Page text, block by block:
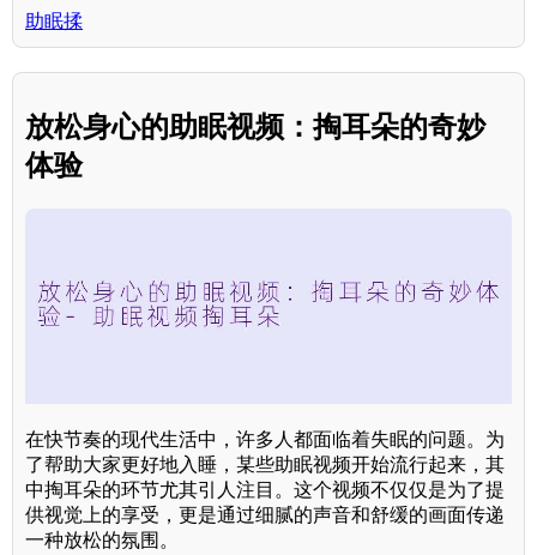
助眠揉
放松身心的助眠视频：掏耳朵的奇妙
体验
在快节奏的现代生活中，许多人都面临着失眠的问题。为
了帮助大家更好地入睡，某些助眠视频开始流行起来，其
中掏耳朵的环节尤其引人注目。这个视频不仅仅是为了提
供视觉上的享受，更是通过细腻的声音和舒缓的画面传递
一种放松的氛围。